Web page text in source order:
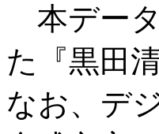
本デー
た『黒田
なお、デ